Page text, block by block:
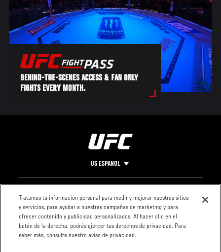
BEHIND-THE-SCENES ACCESS & FAN ONLY
FIGHTS EVERY MONTH.
US ESPANOL
Pie
de
Página
CONTACTO
LEGAL
Condiciones
Política de
privacidad
Tratamos tu información personal para medir y mejorar nuestros sitios
y servicios, para ayudar a nuestras campañas de marketing y para
ofrecer contenido y publicidad personalizados. Al hacer clic en el
botón de la derecha, podrás ejercer tus derechos de privacidad. Para
saber más, consulta nuestro aviso de privacidad.